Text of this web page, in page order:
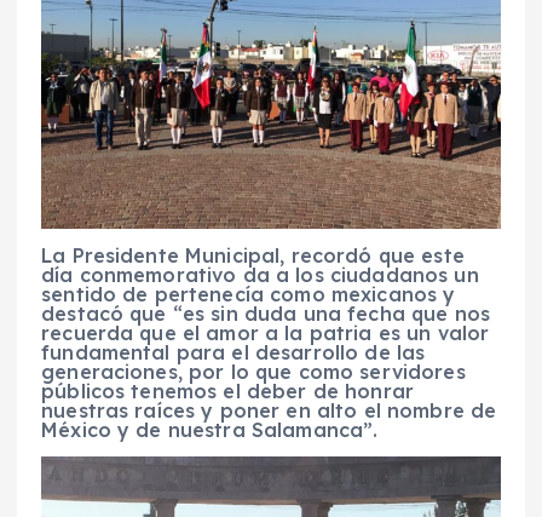
La Presidente Municipal, recordó que este
día conmemorativo da a los ciudadanos un
sentido de pertenecía como mexicanos y
destacó que “es sin duda una fecha que nos
recuerda que el amor a la patria es un valor
fundamental para el desarrollo de las
generaciones, por lo que como servidores
públicos tenemos el deber de honrar
nuestras raíces y poner en alto el nombre de
México y de nuestra Salamanca”.